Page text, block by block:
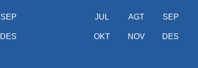
SEP
DES
JUL AGT SEP
OKT NOV DES